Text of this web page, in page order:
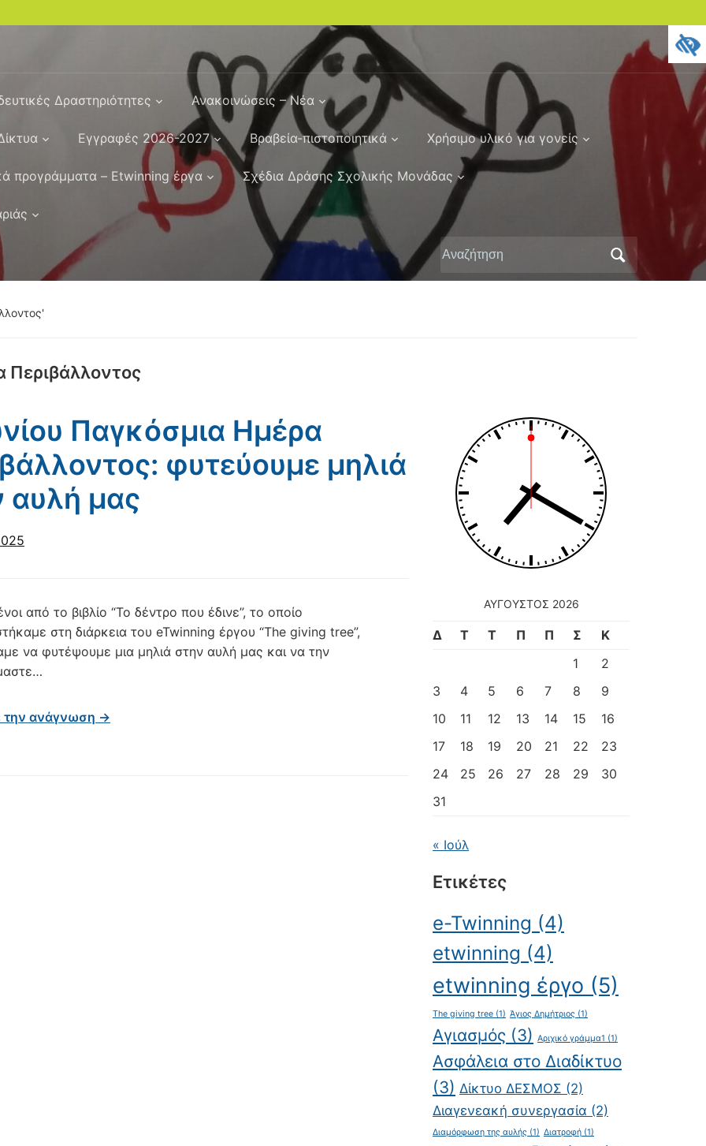
Δραστηριότητες Ανακοινώσεις – Νέα
Εγγραφές 2026-2027 Βραβεία-πιστοποιητικά Χρήσιμο υλικό για γονείς
προγράμματα – Etwinning έργα Σχέδια Δράσης Σχολικής Μονάδας
Αναζήτηση
Περιβάλλοντος
Παγκόσμια Ημέρα
φυτεύουμε μηλιά
αυλή μας
από το βιβλίο “Το δέντρο που έδινε”, το οποίο
στη διάρκεια του eTwinning έργου “The giving tree”,
να φυτέψουμε μια μηλιά στην αυλή μας και να την
την ανάγνωση →
ΑΎΓΟΥΣΤΟΣ 2026
Δ Τ Τ Π Π Σ
Κ
1
2
3
4 5 6 7 8
9
10
11 12 13 14 15
16
17
18 19 20 21 22
23
24
25 26 27 28 29
30
31
« Ιούλ
Ετικέτες
e-Twinning (4)
etwinning (4)
etwinning έργο (5)
The giving tree (1) Άγιος Δημήτριος (1)
Αγιασμός (3) Αριχικό γράμμα1 (1)
Ασφάλεια στο Διαδίκτυο
(3) Δίκτυο ΔΕΣΜΟΣ (2)
Διαγενεακή συνεργασία (2)
Διαμόρφωση της αυλής (1) Διατροφή (1)